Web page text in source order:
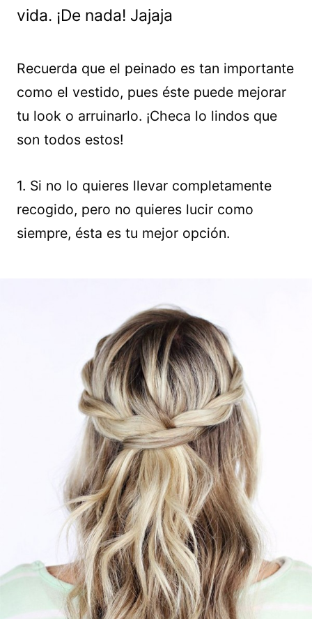
vida. ¡De nada! Jajaja
Recuerda que el peinado es tan importante
como el vestido, pues éste puede mejorar
tu look o arruinarlo. ¡Checa lo lindos que
son todos estos!
1. Si no lo quieres llevar completamente
recogido, pero no quieres lucir como
siempre, ésta es tu mejor opción.